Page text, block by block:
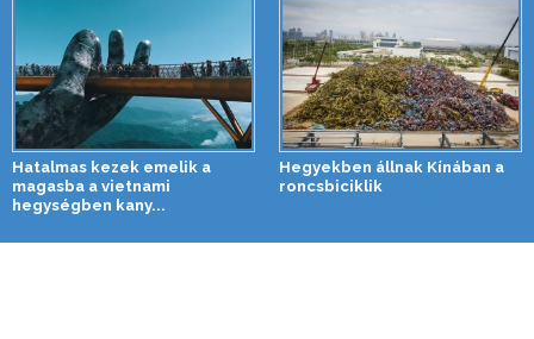
Hatalmas kezek emelik a
magasba a vietnami
hegységben kany...
Hegyekben állnak Kínában a
roncsbiciklik